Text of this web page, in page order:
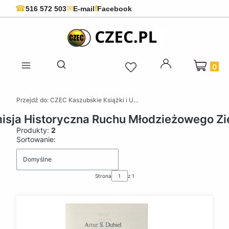
☎516 572 503✉E-mailfFacebook
Otwórz wyszukiwarkę
Produkty
Przejdź do: CZEC Kaszubskie Książki i Upominki - Pamiątki z Kaszub
Historyczna Ruchu Młodzieżowego
Produkty: 2
Lista produktów
Sortowanie:
Domyślne
Strona z 1